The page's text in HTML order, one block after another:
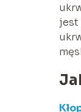
jest